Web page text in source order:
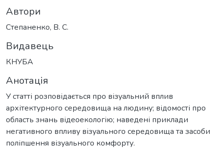
Автори
Степаненко, В. С.
Видавець
КНУБА
Анотація
У статті розповідається про візуальний вплив
архітектурного середовища на людину; відомості про
область знань відеоекологію; наведені приклади
негативного впливу візуального середовища та засоби
поліпшення візуального комфорту.